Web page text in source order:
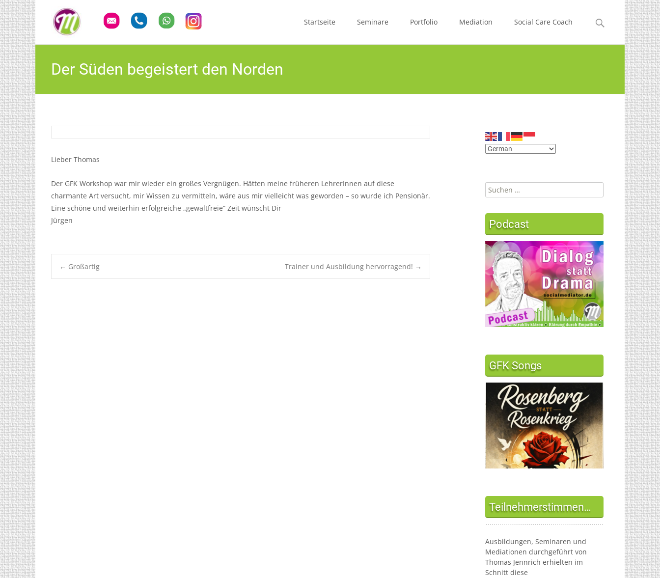
Startseite Seminare Portfolio Mediation Social Care Coach
Suchen
nach:
Der Süden begeistert den Norden
Lieber Thomas
Der GFK Workshop war mir wieder ein großes Vergnügen. Hätten meine früheren LehrerInnen auf diese
charmante Art versucht, mir Wissen zu vermitteln, wäre aus mir vielleicht was geworden – so wurde ich Pensionär.
Eine schöne und weiterhin erfolgreiche „gewaltfreie“ Zeit wünscht Dir
Jürgen
← Großartig Trainer und Ausbildung hervorragend! →
Suchen
nach:
Podcast
GFK Songs
Teilnehmerstimmen…
Ausbildungen, Seminaren und
Mediationen durchgeführt von
Thomas Jennrich erhielten im
Schnitt diese